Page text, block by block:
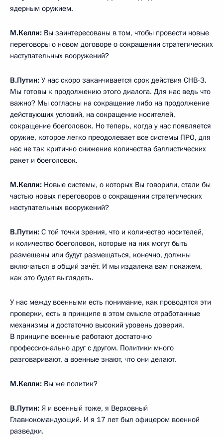
М.Келли: Как Вы думаете, этот опыт даёт Вам
так и соперниками, противниками?
В.Путин:Мне трудно сказать. У меня нет другого опыта.
государств, правительств – это исключительные,
выдающиеся люди. Они прошли большую селекцию и отбор.
Случайных людей на этом уровне не бывает. И каждый
из них имеет свои преимущества перед другими.
М.Келли:Такой вопрос. Вы уже долго находитесь во власти
в России, на Вашем веку сменилось уже четыре
американских президента. Кого-либо из них Вы
В.Путин:Вы меня простите, это не очень корректный
вопрос. Каждый из моих партнёров хорош по-своему.
со всеми. С Биллом Клинтоном, он уже уходил с должности
Президента, но мы с ним ещё несколько месяцев могли
поработать вместе. Потом и с Бушем, и с Обамой, сейчас
меньше, конечно, но и с действующим Президентом.
У каждого есть нечто такое, что не может не вызывать
и часто это происходит, у нас разные позиции по многим,
даже ключевым вопросам, но всё-таки нам удавалось как-
то сохранять нормальные, человеческие отношения.
Если бы этого не было, было бы гораздо не только труднее,
а гораздо хуже для всех.
Президентом, создавать впечатление силы, проецировать
В.Путин:Важно не создавать впечатление, а проявлять
его. Важно ещё и то, что мы понимаем под силой. Это